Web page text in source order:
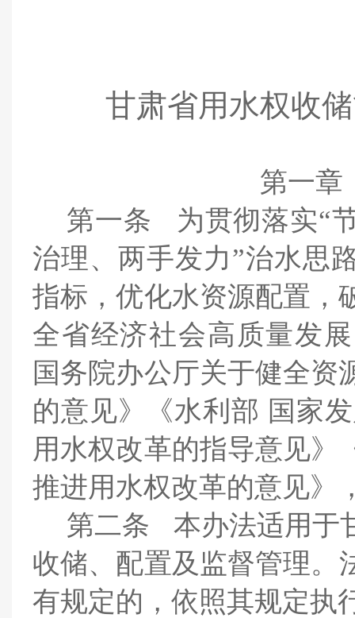
甘肃省用水权收
第一章
第一条
为贯彻落实“
治理、两手发力”治水思
指标，优化水资源配置，
全省经济社会高质量发
国务院办公厅关于健全资
的意见》《水利部 国家
用水权改革的指导意见》
推进用水权改革的意见》
第二条
本办法适用于
收储、配置及监督管理。
有规定的，依照其规定执